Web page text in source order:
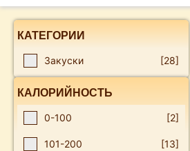
КАТЕГОРИИ
Закуски [28]
КАЛОРИЙНОСТЬ
0-100 [2]
101-200 [13]